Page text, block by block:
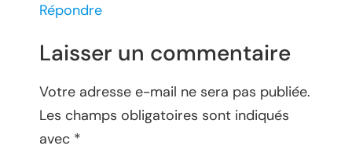
Répondre
Laisser un commentaire
Votre adresse e-mail ne sera pas publiée.
Les champs obligatoires sont indiqués
avec *